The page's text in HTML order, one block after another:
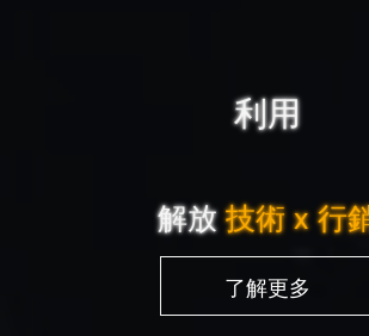
利用我們的
解放技術 x 行
了解更多